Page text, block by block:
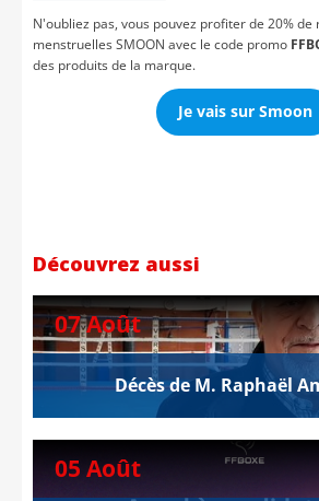
N'oubliez pas, vous pouvez profiter de 20%
menstruelles SMOON avec le code promo
des produits de la marque.
Je vais sur Smoon
Découvrez aussi
07 Août
Décès de M. Raphaël
05 Août